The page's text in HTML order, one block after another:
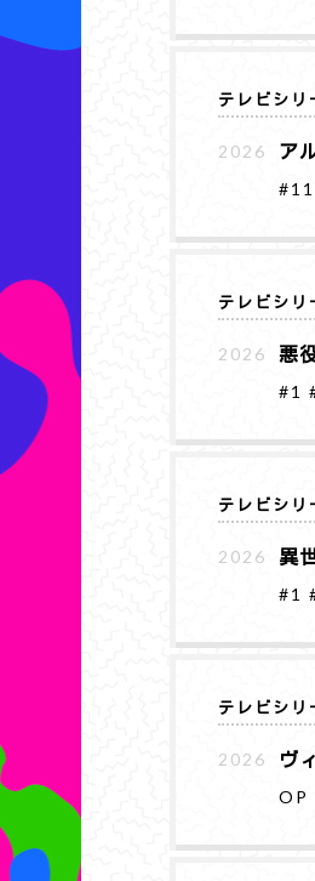
テレビシリ
2026 ア
#11
テレビシリ
2026 悪
#1
テレビシリ
2026 異
#1
テレビシリ
2026 ヴ
OP